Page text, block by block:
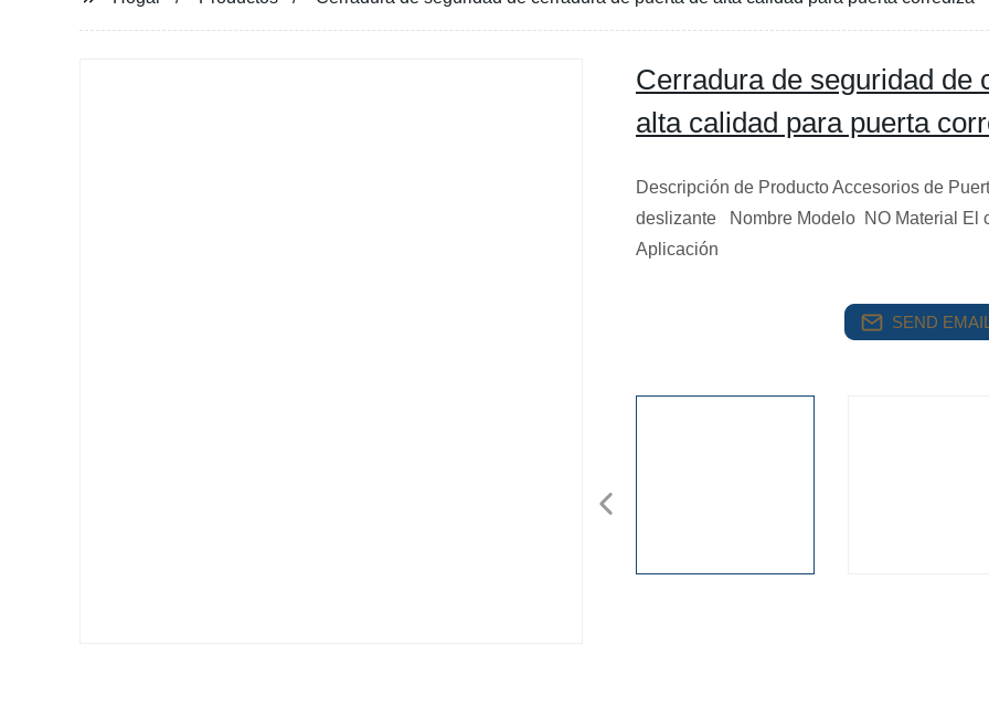
Cerradura de seguridad de
alta calidad para puerta
Descripción de Producto Accesorios de
deslizante Nombre Modelo NO Material El
Aplicación
SEND